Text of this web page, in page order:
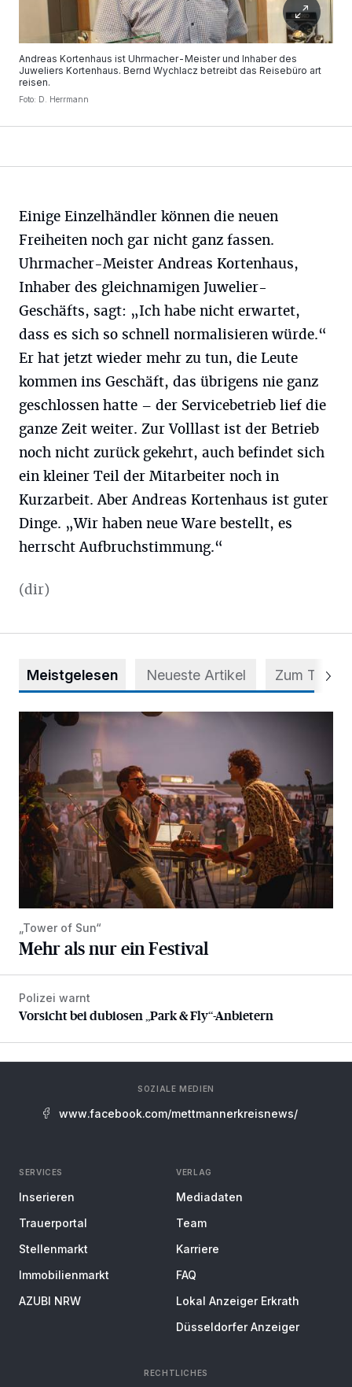
Andreas Kortenhaus ist Uhrmacher-Meister und Inhaber des
Juweliers Kortenhaus. Bernd Wychlacz betreibt das Reisebüro art
reisen.
Foto: D. Herrmann
Einige Einzelhändler können die neuen
Freiheiten noch gar nicht ganz fassen.
Uhrmacher-Meister Andreas Kortenhaus,
Inhaber des gleichnamigen Juwelier-
Geschäfts, sagt: „Ich habe nicht erwartet,
dass es sich so schnell normalisieren würde.“
Er hat jetzt wieder mehr zu tun, die Leute
kommen ins Geschäft, das übrigens nie ganz
geschlossen hatte – der Servicebetrieb lief die
ganze Zeit weiter. Zur Volllast ist der Betrieb
noch nicht zurück gekehrt, auch befindet sich
ein kleiner Teil der Mitarbeiter noch in
Kurzarbeit. Aber Andreas Kortenhaus ist guter
Dinge. „Wir haben neue Ware bestellt, es
herrscht Aufbruchstimmung.“
(dir)
Meistgelesen Neueste Artikel Zum Thema
Mehr als nur ein Festival
„Tower of Sun“
Mehr als nur ein Festival
Vorsicht bei dubiosen „Park & Fly“-Anbietern
Polizei warnt
Vorsicht bei dubiosen „Park & Fly“-Anbietern
SOZIALE MEDIEN
www.facebook.com/mettmannerkreisnews/
SERVICES
Inserieren
Trauerportal
Stellenmarkt
Immobilienmarkt
AZUBI NRW
VERLAG
Mediadaten
Team
Karriere
FAQ
Lokal Anzeiger Erkrath
Düsseldorfer Anzeiger
RECHTLICHES